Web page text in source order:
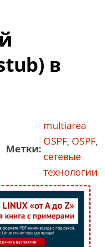
в
Метки:
multiarea
OSPF, OSPF,
сетевые
технологии